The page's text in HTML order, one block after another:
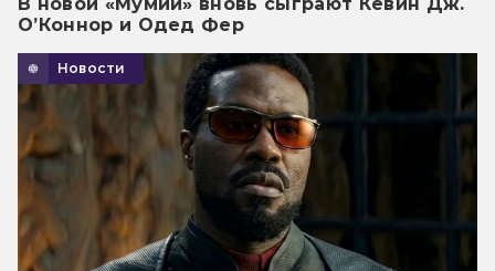
О’Коннор и Одед Фер
Новости